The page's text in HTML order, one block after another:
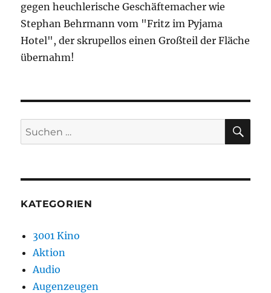
gegen heuchlerische Geschäftemacher wie
Stephan Behrmann vom "Fritz im Pyjama
Hotel", der skrupellos einen Großteil der Fläche
übernahm!
Suchen
nach:
KATEGORIEN
3001 Kino
Aktion
Audio
Augenzeugen